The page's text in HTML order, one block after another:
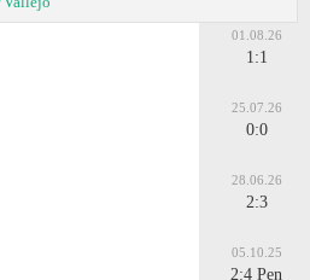
01.08.26
1:1
25.07.26
0:0
28.06.26
2:3
05.10.25
2:4 Pen